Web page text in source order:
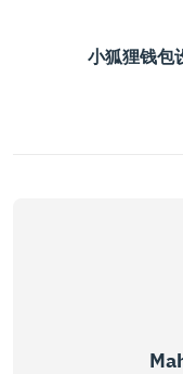
小狐狸钱包